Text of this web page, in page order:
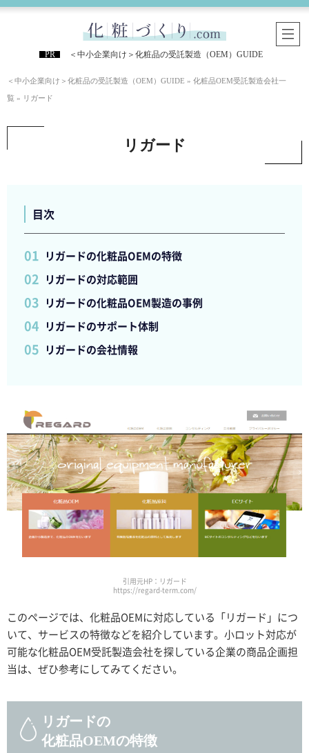
＜中小企業向け＞化粧品の受託製造（OEM）GUIDE
＜中小企業向け＞化粧品の受託製造（OEM）GUIDE » 化粧品OEM受託製造会社一
覧 » リガード
リガード
目次
リガードの化粧品OEMの特徴
リガードの対応範囲
リガードの化粧品OEM製造の事例
リガードのサポート体制
リガードの会社情報
引用元HP：リガード
https://regard-term.com/
このページでは、化粧品OEMに対応している「リガード」につ
いて、サービスの特徴などを紹介しています。小ロット対応が
可能な化粧品OEM受託製造会社を探している企業の商品企画担
当は、ぜひ参考にしてみてください。
リガードの
化粧品OEMの特徴